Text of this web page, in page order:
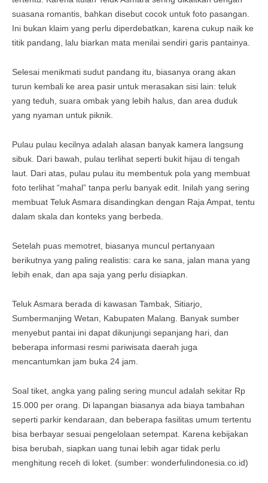
suasana romantis, bahkan disebut cocok untuk foto pasangan.
Ini bukan klaim yang perlu diperdebatkan, karena cukup naik ke
titik pandang, lalu biarkan mata menilai sendiri garis pantainya.
Selesai menikmati sudut pandang itu, biasanya orang akan
turun kembali ke area pasir untuk merasakan sisi lain: teluk
yang teduh, suara ombak yang lebih halus, dan area duduk
yang nyaman untuk piknik.
Pulau pulau kecilnya adalah alasan banyak kamera langsung
sibuk. Dari bawah, pulau terlihat seperti bukit hijau di tengah
laut. Dari atas, pulau pulau itu membentuk pola yang membuat
foto terlihat “mahal” tanpa perlu banyak edit. Inilah yang sering
membuat Teluk Asmara disandingkan dengan Raja Ampat, tentu
dalam skala dan konteks yang berbeda.
Setelah puas memotret, biasanya muncul pertanyaan
berikutnya yang paling realistis: cara ke sana, jalan mana yang
lebih enak, dan apa saja yang perlu disiapkan.
Teluk Asmara berada di kawasan Tambak, Sitiarjo,
Sumbermanjing Wetan, Kabupaten Malang. Banyak sumber
menyebut pantai ini dapat dikunjungi sepanjang hari, dan
beberapa informasi resmi pariwisata daerah juga
mencantumkan jam buka 24 jam.
Soal tiket, angka yang paling sering muncul adalah sekitar Rp
15.000 per orang. Di lapangan biasanya ada biaya tambahan
seperti parkir kendaraan, dan beberapa fasilitas umum tertentu
bisa berbayar sesuai pengelolaan setempat. Karena kebijakan
bisa berubah, siapkan uang tunai lebih agar tidak perlu
menghitung receh di loket. (sumber: wonderfulindonesia.co.id)